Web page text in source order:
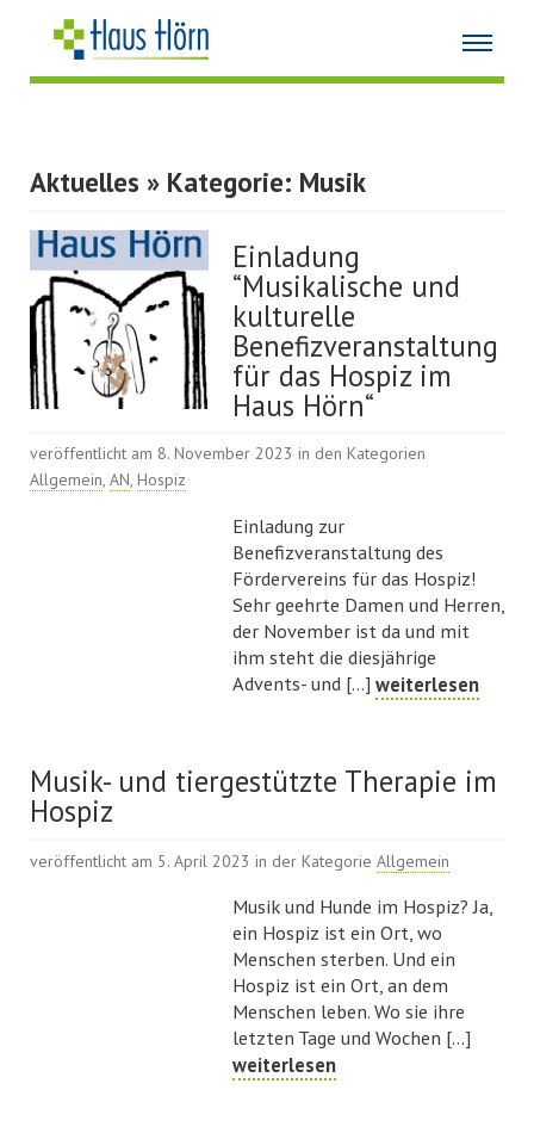
Aktuelles » Kategorie: Musik
Einladung
“Musikalische und
kulturelle
Benefizveranstaltung
für das Hospiz im
Haus Hörn“
veröffentlicht am 8. November 2023 in den Kategorien
Allgemein, AN, Hospiz
Einladung zur
Benefizveranstaltung des
Fördervereins für das Hospiz!
Sehr geehrte Damen und Herren,
der November ist da und mit
ihm steht die diesjährige
Advents- und [...] weiterlesen
Musik- und tiergestützte Therapie im
Hospiz
veröffentlicht am 5. April 2023 in der Kategorie Allgemein
Musik und Hunde im Hospiz? Ja,
ein Hospiz ist ein Ort, wo
Menschen sterben. Und ein
Hospiz ist ein Ort, an dem
Menschen leben. Wo sie ihre
letzten Tage und Wochen [...]
weiterlesen